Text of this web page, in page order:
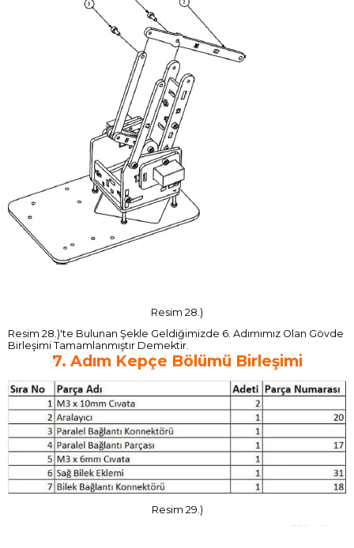
Resim 28.)
Resim 28.)'te Bulunan Şekle Geldiğimizde 6. Adımımız Olan Gövde
Birleşimi Tamamlanmıştır Demektir.
7. Adım Kepçe Bölümü Birleşimi
Resim 29.)